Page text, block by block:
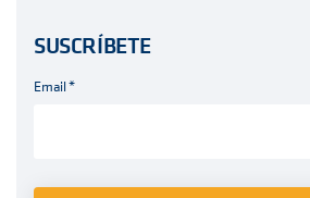
SUSCRÍBETE
Email*